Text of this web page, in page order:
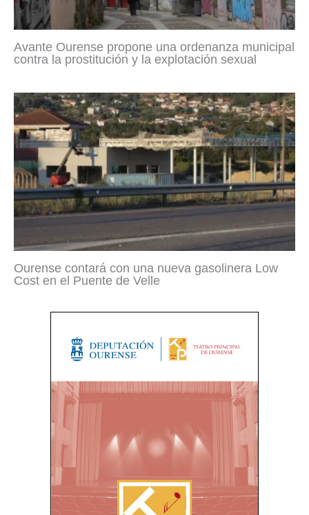
Avante Ourense propone una ordenanza municipal
contra la prostitución y la explotación sexual
Ourense contará con una nueva gasolinera Low
Cost en el Puente de Velle